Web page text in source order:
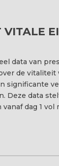
VITALE
data van
de
significante
Deze data
dag 1